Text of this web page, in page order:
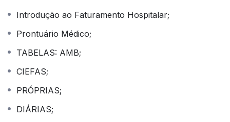
Introdução ao Faturamento Hospitalar;
Prontuário Médico;
TABELAS: AMB;
CIEFAS;
PRÓPRIAS;
DIÁRIAS;